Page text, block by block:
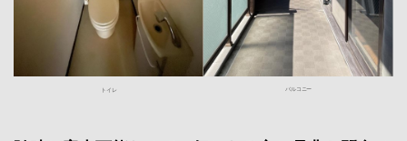
トイレ バルコニー